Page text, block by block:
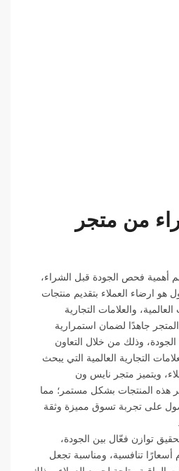
من متجر
أهمية فحص الجودة قبل الشراء،
هو ارضاء العملاء بتقديم منتجات
والعلامات التجارية
جاهدًا لضمان استمرارية
الجودة، وذلك من خلال التعاون
التجارية العالمية التي يبحث
ويتميز متجر نايس ون
هذه المنتجات بشكل مستمر؛ مما
على تجربة تسوق مميزة وثقة
توازن فعّال بين الجودة،
أسعارًا تنافسية، ومناسبة تجعل